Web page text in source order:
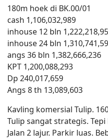
180m hoek di BK.00/01
cash 1,106,032,989
inhouse 12 bln
inhouse 24 bln
angs 36 bln 1,382,666,236
KPT 1,200,088,293
Dp 240,017,659
Angs 8 th 13,089,603
Kavling komersial Tulip.
Tulip sangat strategis.
Jalan 2 lajur. Parkir luas.